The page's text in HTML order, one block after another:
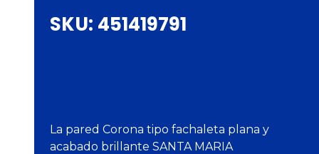
SKU: 451419791
La pared Corona tipo fachaleta plana y
acabado brillante SANTA MARIA